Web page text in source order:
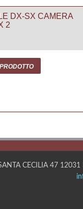
DX-SX CAMERA
2
CECILIA 47